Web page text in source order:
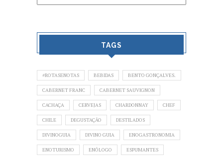
TAGS
#ROTASENOTAS BEBIDAS BENTO GONÇALVES.
CABERNET FRANC CABERNET SAUVIGNON
CACHAÇA CERVEJAS CHARDONNAY CHEF
CHILE DEGUSTAÇÃO DESTILADOS
DIVINOGUIA DIVINO GUIA ENOGASTRONOMIA
ENOTURISMO ENÓLOGO ESPUMANTES